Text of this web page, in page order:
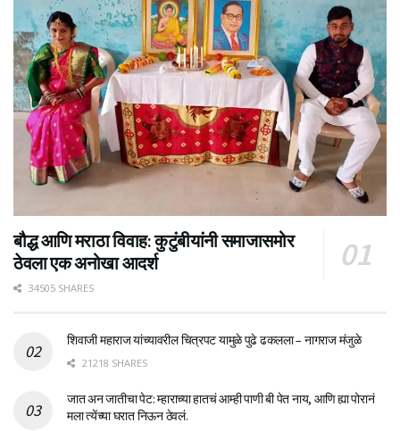
बौद्ध आणि मराठा विवाह: कुटुंबीयांनी समाजासमोर
ठेवला एक अनोखा आदर्श
34505 SHARES
शिवाजी महाराज यांच्यावरील चित्रपट यामुळे पुढे ढकलला – नागराज मंजुळे
21218 SHARES
जात अन जातीचा पेट: म्हाराच्या हातचं आम्ही पाणी बी पेत नाय, आणि ह्या पोरानं
मला त्येंच्या घरात निऊन ठेवलं.